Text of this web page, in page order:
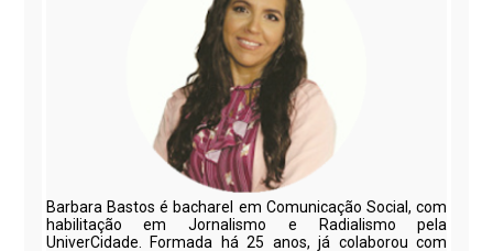
Barbara Bastos é bacharel em Comunicação Social, com
habilitação em Jornalismo e Radialismo pela
UniverCidade. Formada há 25 anos, já colaborou com